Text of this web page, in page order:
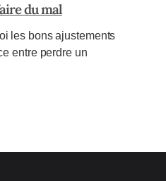
du mal
les bons ajustements
entre perdre un